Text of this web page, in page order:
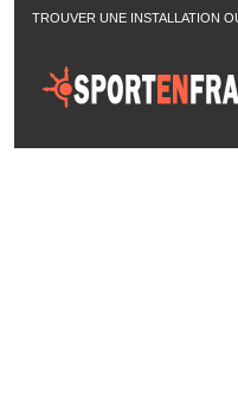
TROUVER UNE INSTALLATION